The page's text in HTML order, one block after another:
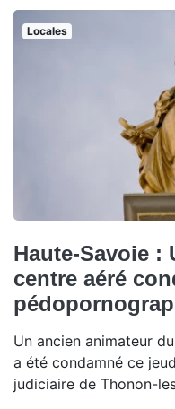
Locales
Haute-Savoie :
centre aéré
Un ancien animateur
a été condamné ce
judiciaire de Thonon-